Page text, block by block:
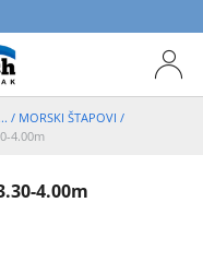
/ MORSKI ŠTAPOVI /
4.00m
4.00m